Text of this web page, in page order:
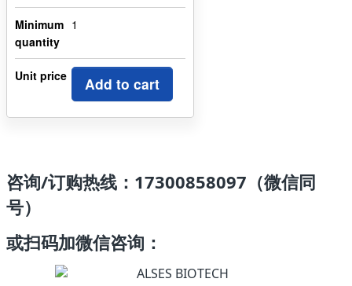
Minimum
quantity
1
Unit price Add to cart
咨询/订购热线：17300858097（微信同
号）
或扫码加微信咨询：